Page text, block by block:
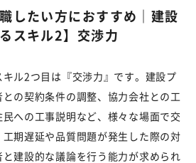
したい方におすすめ｜建設
スキル2】交渉力
ル2つ目は『交渉力』です。建設プ
の契約条件の調整、協力会社との工
への工事説明など、様々な場面で交
期遅延や品質問題が発生した際の対
建設的な議論を行う能力が求められ